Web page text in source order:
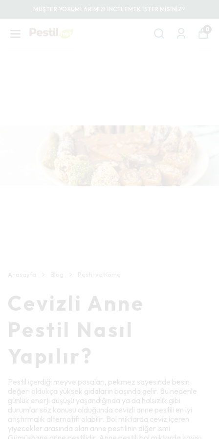
MÜŞTER YORUMLARIMIZI İNCELEMEK İSTER MİSİNİZ?
0
Cevizli Anne
Pestil Nasıl
Yapılır?
Pestil içerdiği meyve posaları, pekmez sayesinde besin
değeri oldukça yüksek gıdaların başında gelir. Bu nedenle
günlük enerji düşüşü yaşandığında ya da halsizlik gibi
durumlar söz konusu olduğunda cevizli anne pestili en iyi
atıştırmalık alternatifi olabilir. Bol miktarda ceviz içeren
yiyecekler arasında olan anne pestilinin diğer ismi